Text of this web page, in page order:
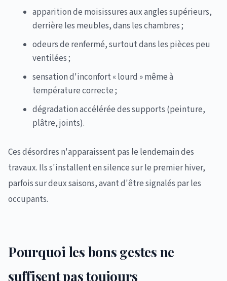
apparition de moisissures aux angles supérieurs,
derrière les meubles, dans les chambres ;
odeurs de renfermé, surtout dans les pièces peu
ventilées ;
sensation d'inconfort « lourd » même à
température correcte ;
dégradation accélérée des supports (peinture,
plâtre, joints).
Ces désordres n'apparaissent pas le lendemain des
travaux. Ils s'installent en silence sur le premier hiver,
parfois sur deux saisons, avant d'être signalés par les
occupants.
Pourquoi les bons gestes ne
suffisent pas toujours